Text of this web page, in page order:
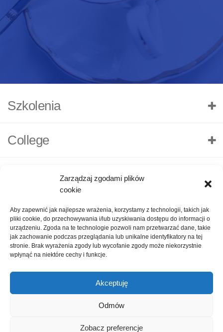
Zarządzaj zgodami plików
cookie
Aby zapewnić jak najlepsze wrażenia, korzystamy z technologii, takich jak
pliki cookie, do przechowywania i/lub uzyskiwania dostępu do informacji o
urządzeniu. Zgoda na te technologie pozwoli nam przetwarzać dane, takie
jak zachowanie podczas przeglądania lub unikalne identyfikatory na tej
stronie. Brak wyrażenia zgody lub wycofanie zgody może niekorzystnie
wpłynąć na niektóre cechy i funkcje.
Akceptuję
Odmów
Zobacz preferencje
Szkolenia
College
O nas Polityka Prywatności Kontakt